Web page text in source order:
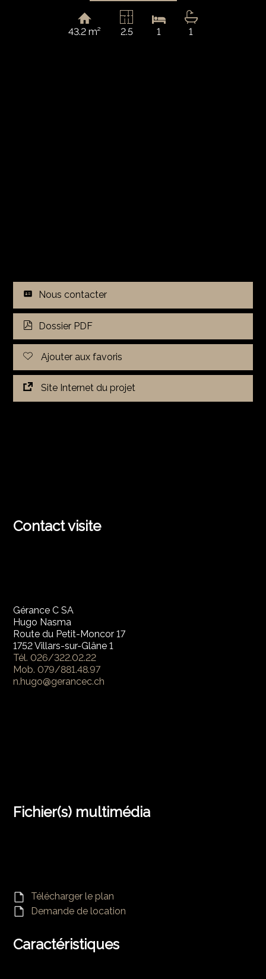
43.2 m² 2.5 1 1
Nous contacter
Dossier PDF
Ajouter aux favoris
Site Internet du projet
Contact visite
Gérance C SA
Hugo Nasma
Route du Petit-Moncor 17
1752 Villars-sur-Glâne 1
Tél.026/322.02.22
Mob.079/881.48.97
n.hugo@gerancec.ch
Fichier(s) multimédia
Télécharger le plan
Demande de location
Caractéristiques